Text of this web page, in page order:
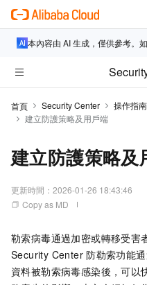
本內容由 AI 生成，僅供參考。
首頁 Security Center 操作指南
建立防護策略及用戶端
建立防護策略及
更新時間： 2026-01-26 18:43:46
Copy as MD
勒索病毒通過加密或轉移受害
Security Center 防勒索功能
資料被勒索病毒感染後，可以